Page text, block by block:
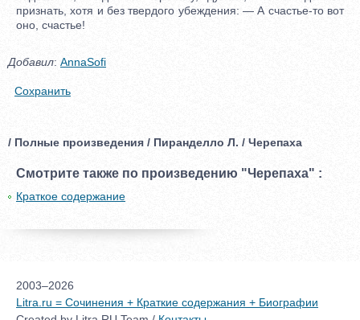
Добавил: AnnaSofi
Сохранить
/ Полные произведения / Пиранделло Л. / Черепаха
Смотрите также по произведению "Черепаха" :
Краткое содержание
2003–2026
Litra.ru = Сочинения + Краткие содержания + Биографии